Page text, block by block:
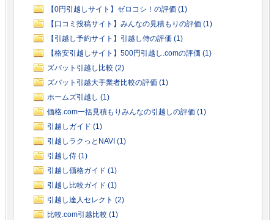
【0円引越しサイト】ゼロコシ！の評価 (1)
【口コミ投稿サイト】みんなの見積もりの評価 (1)
【引越し予約サイト】引越し侍の評価 (1)
【格安引越しサイト】500円引越し.comの評価 (1)
ズバット引越し比較 (2)
ズバット引越大手業者比較の評価 (1)
ホームズ引越し (1)
価格.com一括見積もりみんなの引越しの評価 (1)
引越しガイド (1)
引越しラクっとNAVI (1)
引越し侍 (1)
引越し価格ガイド (1)
引越し比較ガイド (1)
引越し達人セレクト (2)
比較.com引越比較 (1)